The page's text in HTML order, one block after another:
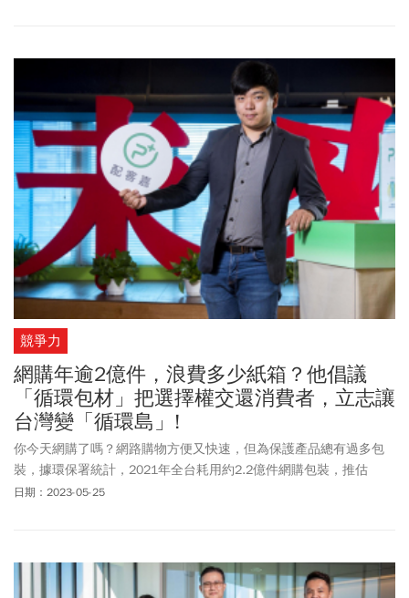
競爭力
網購年逾2億件，浪費多少紙箱？他倡議
「循環包材」把選擇權交還消費者，立志讓
台灣變「循環島」!
你今天網購了嗎？網路購物方便又快速，但為保護產品總有過多包
裝，據環保署統計，2021年全台耗用約2.2億件網購包裝，推估
2030年將翻倍。「實體購物可以自備容器、環保袋及環保杯，那網
日期：2023-05-25